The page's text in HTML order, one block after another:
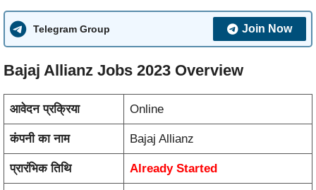
Telegram Group Join Now
Bajaj Allianz Jobs 2023 Overview
आवेदन प्रक्रिया Online
कंपनी का नाम Bajaj Allianz
प्रारंभिक तिथि Already Started